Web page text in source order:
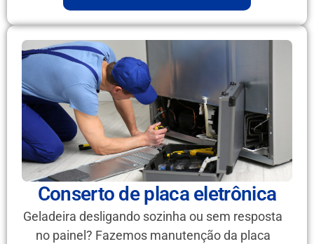
Conserto de placa eletrônica
Geladeira desligando sozinha ou sem resposta
no painel? Fazemos manutenção da placa